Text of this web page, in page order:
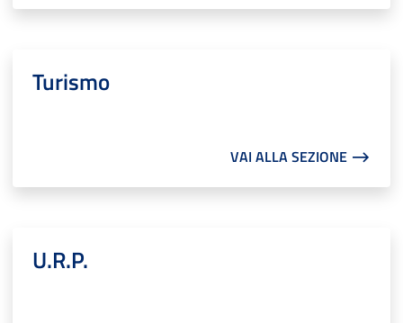
Turismo
VAI ALLA SEZIONE ⟶
U.R.P.